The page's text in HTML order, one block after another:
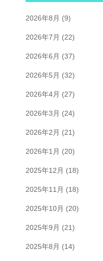
2026年8月 (9)
2026年7月 (22)
2026年6月 (37)
2026年5月 (32)
2026年4月 (27)
2026年3月 (24)
2026年2月 (21)
2026年1月 (20)
2025年12月 (18)
2025年11月 (18)
2025年10月 (20)
2025年9月 (21)
2025年8月 (14)